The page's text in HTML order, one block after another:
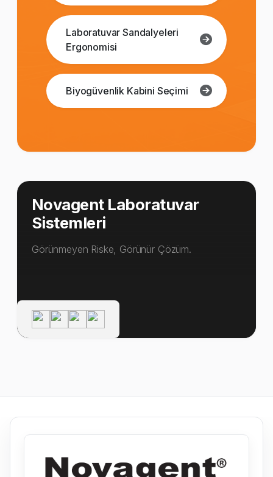
Laboratuvar Sandalyeleri
Ergonomisi
Biyogüvenlik Kabini Seçimi
Novagent Laboratuvar
Sistemleri
Görünmeyen Riske, Görünür Çözüm.